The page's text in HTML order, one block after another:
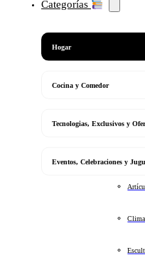
Categorías
Hogar
Cocina y Comedor
Tecnologias, Exclusivos y
Eventos, Celebraciones y